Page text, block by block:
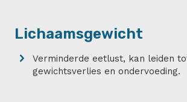
Lichaamsgewicht
Verminderde eetlust, kan leiden
gewichtsverlies en ondervoeding.